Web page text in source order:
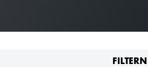
FILTERN